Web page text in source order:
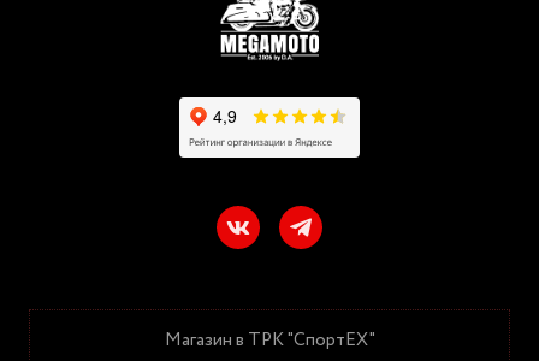
Магазин в ТРК "СпортЕХ"